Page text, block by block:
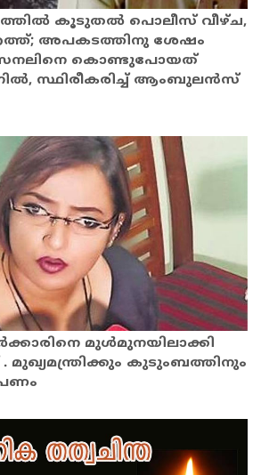
കൂടുതൽ പൊലീസ് വീഴ്ച,
അപകടത്തിനു ശേഷം
സനലിനെ കൊണ്ടുപോയത്
സ്ഥിരീകരിച്ച് ആംബുലന്‍സ്
മുൾമുനയിലാക്കി
കുടുംബത്തിനും